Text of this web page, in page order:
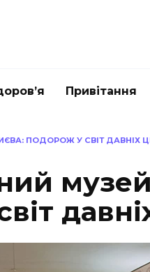
Привітання
ПОДОРОЖ У СВІТ ДАВНІХ